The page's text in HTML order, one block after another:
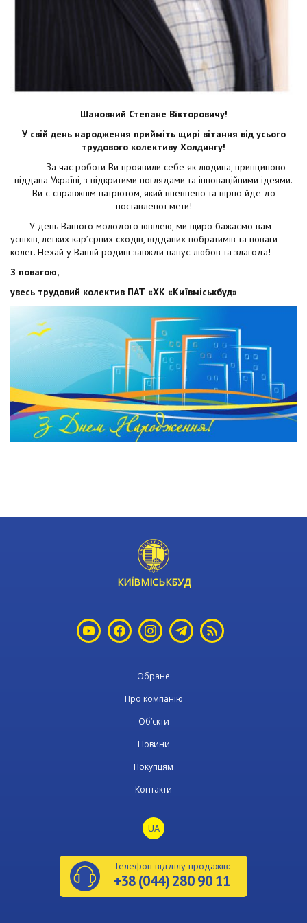
Шановний Степане Вікторовичу!
У свій день народження прийміть щирі вітання від усього
трудового колективу Холдингу!
За час роботи Ви проявили себе як людина, принципово
віддана Україні, з відкритими поглядами та інноваційними ідеями.
Ви є справжнім патріотом, який впевнено та вірно йде до
поставленої мети!
У день Вашого молодого ювілею, ми щиро бажаємо вам
успіхів, легких кар’єрних сходів, відданих побратимів та поваги
колег. Нехай у Вашій родині завжди панує любов та злагода!
З повагою,
увесь трудовий колектив ПАТ «ХК «Київміськбуд»
КИЇВМІСЬКБУД
Обране
Про компанію
Об’єкти
Новини
Покупцям
Контакти
UA
Телефон відділу продажів:
+38 (044) 280 90 11